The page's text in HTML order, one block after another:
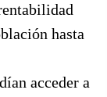
hasta
acceder a